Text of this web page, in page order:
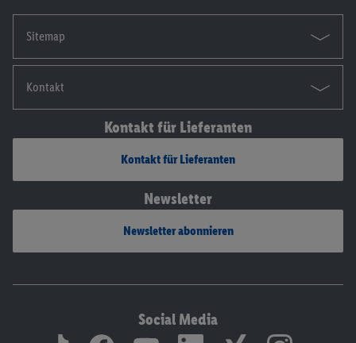
Sitemap
Kontakt
Kontakt für Lieferanten
Kontakt für Lieferanten
Newsletter
Newsletter abonnieren
Social Media